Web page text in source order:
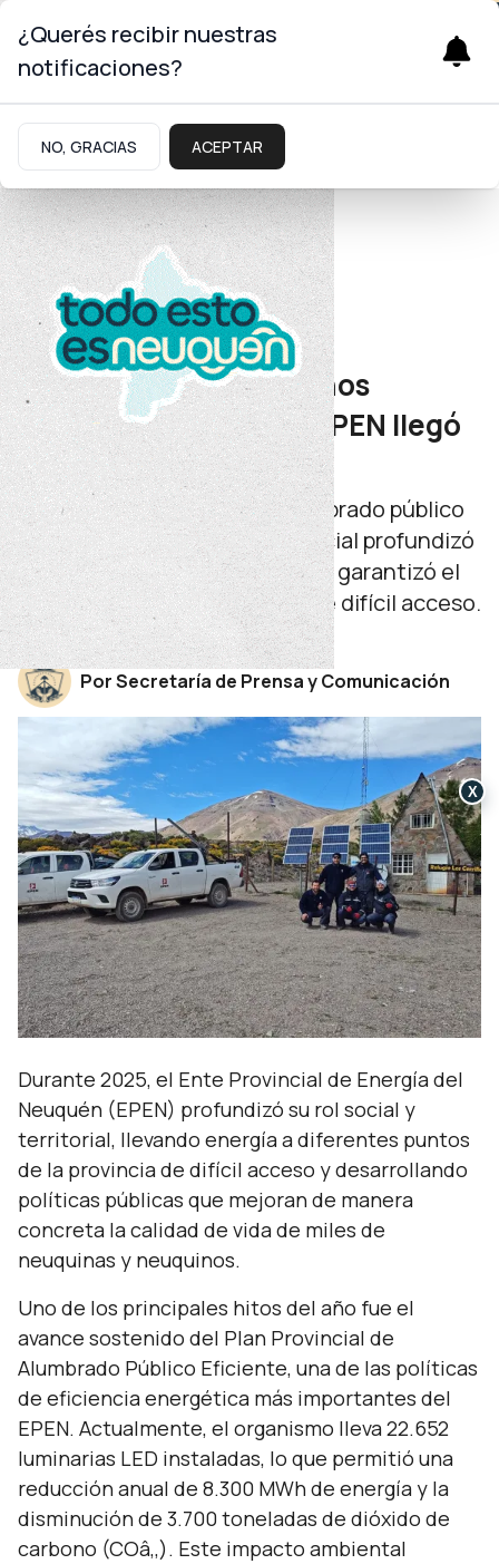
Energía
Red social y territorial
Más luz y energía, menos
consumo: en 2025 el EPEN llegó
a toda la provincia
Con una política seria de alumbrado público
eficiente, el organismo provincial profundizó
su llegada a todo el territorio y garantizó el
servicio eléctrico en puntos de difícil acceso.
domingo 04 de enero de 2026
Por Secretaría de Prensa y Comunicación
Durante 2025, el Ente Provincial de Energía del
Neuquén (EPEN) profundizó su rol social y
territorial, llevando energía a diferentes puntos
de la provincia de difícil acceso y desarrollando
políticas públicas que mejoran de manera
concreta la calidad de vida de miles de
neuquinas y neuquinos.
Uno de los principales hitos del año fue el
avance sostenido del Plan Provincial de
Alumbrado Público Eficiente, una de las políticas
de eficiencia energética más importantes del
EPEN. Actualmente, el organismo lleva 22.652
luminarias LED instaladas, lo que permitió una
reducción anual de 8.300 MWh de energía y la
disminución de 3.700 toneladas de dióxido de
carbono (COâ‚‚). Este impacto ambiental
¿Querés recibir nuestras
notificaciones?
NO, GRACIAS ACEPTAR
X